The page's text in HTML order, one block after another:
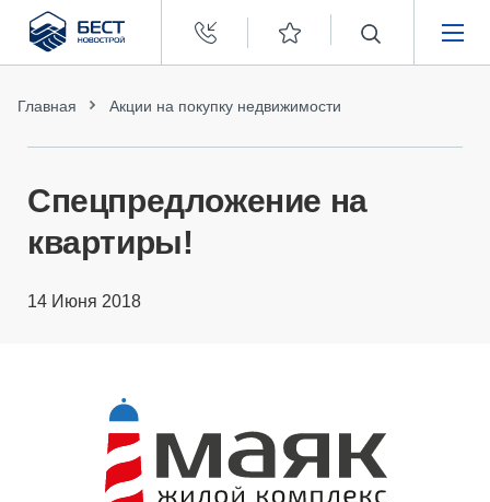
Бест
Новострой
ПОКУПАТЕЛЯМ
ЗАСТРОЙЩИКАМ
Главная Акции на покупку недвижимости
Спецпредложение на
квартиры!
14 Июня 2018